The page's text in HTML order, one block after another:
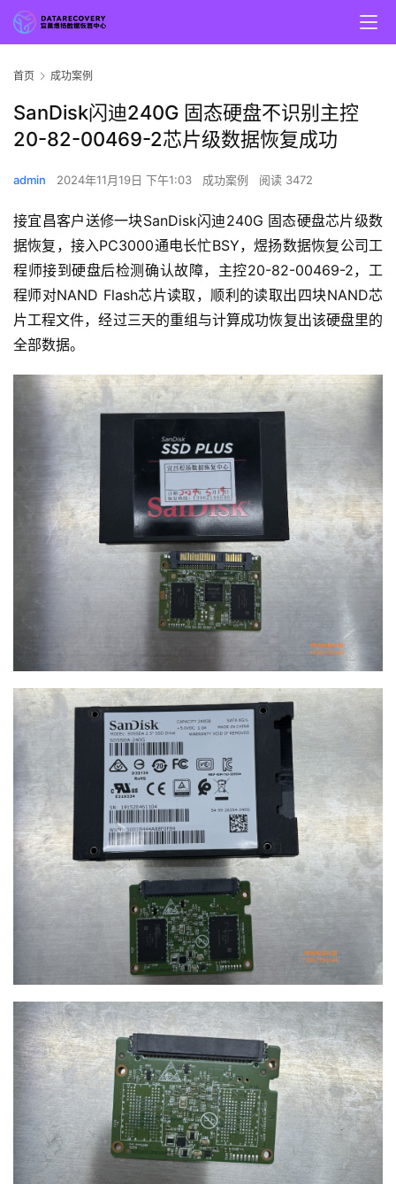
首页 成功案例
SanDisk闪迪240G 固态硬盘不识别主控
20-82-00469-2芯片级数据恢复成功
admin 2024年11月19日 下午1:03 成功案例 阅读 3472
接宜昌客户送修一块SanDisk闪迪240G 固态硬盘芯片级数
据恢复，接入PC3000通电长忙BSY，煜扬数据恢复公司工
程师接到硬盘后检测确认故障，主控20-82-00469-2，工
程师对NAND Flash芯片读取，顺利的读取出四块NAND芯
片工程文件，经过三天的重组与计算成功恢复出该硬盘里的
全部数据。